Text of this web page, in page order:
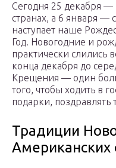
Сегодня 25 декабря —
странах, а 6 января —
наступает наше
Год. Новогодние и
практически слились
конца декабря до
Крещения — один
того, чтобы ходить в
подарки,
Традиции
Американских